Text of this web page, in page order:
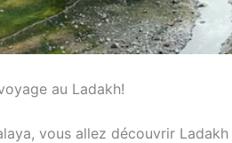
au Ladakh!
vous allez découvrir